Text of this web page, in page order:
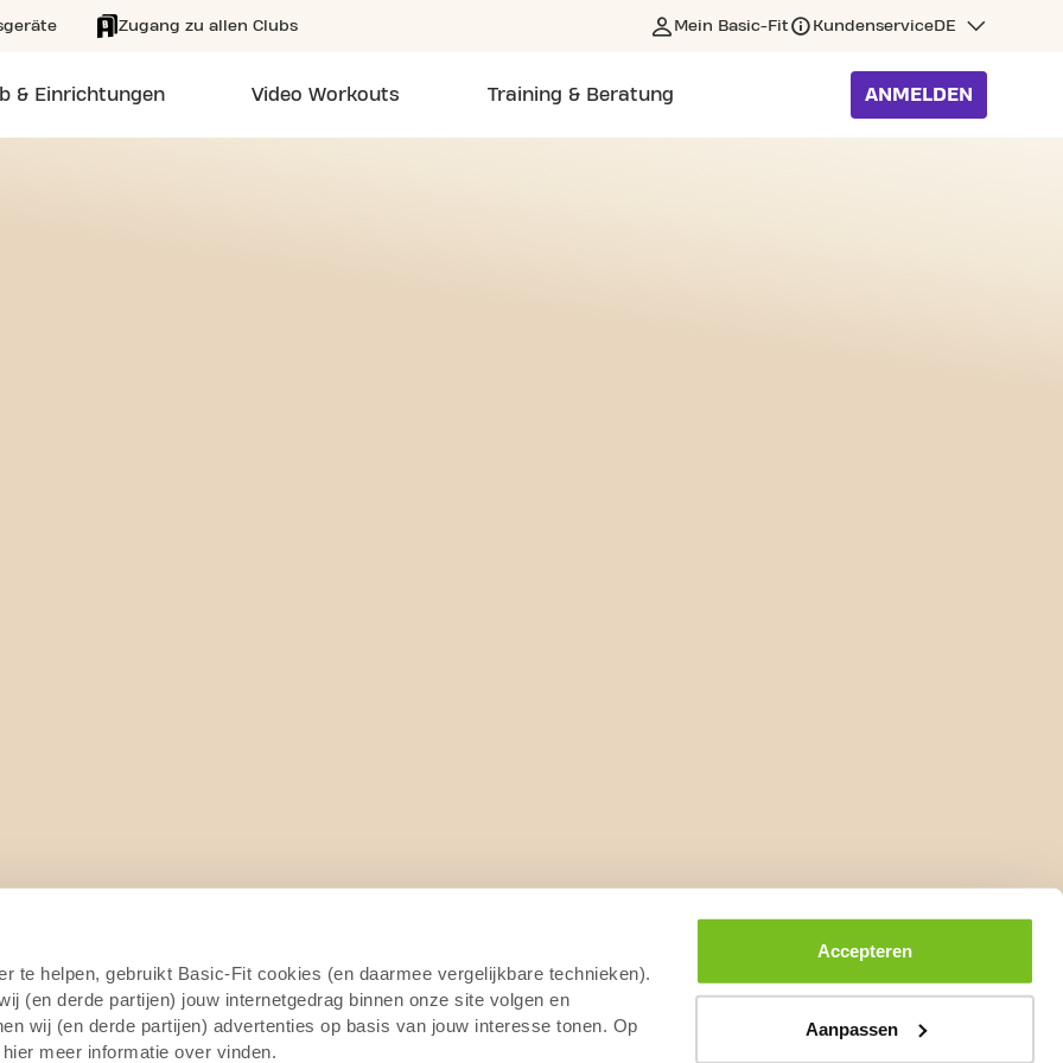
te helpen, gebruikt Basic-Fit cookies (en daarmee vergelijkbare technieken).
(en derde partijen) jouw internetgedrag binnen onze site volgen en
wij (en derde partijen) advertenties op basis van jouw interesse tonen. Op
meer informatie over vinden.
Accepteren
Aanpassen
Zugang zu allen Clubs Mein Basic-Fit KundenserviceDE
& Einrichtungen Video Workouts Training & Beratung ANMELDEN
24/7
7